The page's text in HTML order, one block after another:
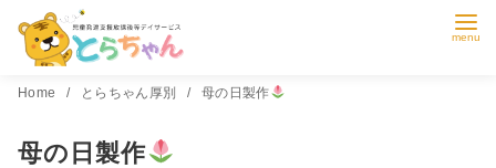
Home とらちゃん厚別 母の日製作
母の日製作